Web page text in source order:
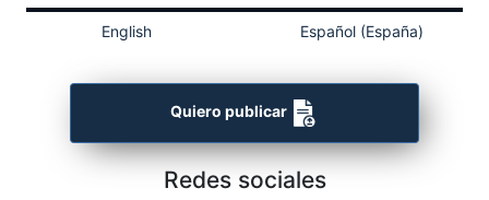
English Español (España)
Quiero publicar
Redes sociales